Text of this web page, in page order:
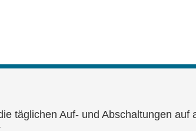
täglichen Auf- und Abschaltungen